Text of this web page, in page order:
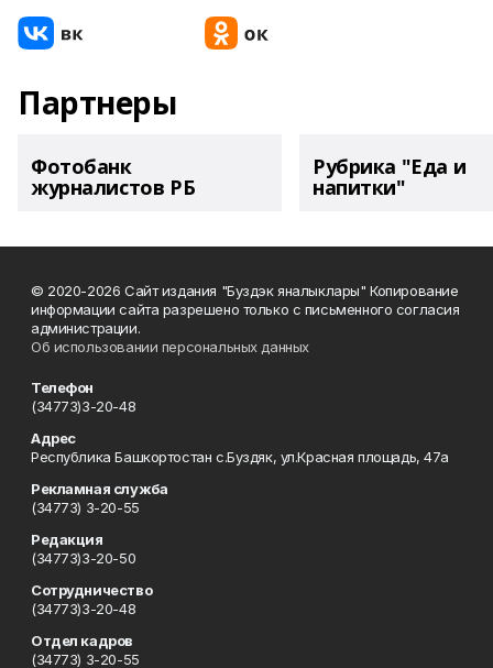
Партнеры
Фотобанк
журналистов РБ
Рубрика "Еда и
напитки"
© 2020-2026 Сайт издания "Буздэк яналыклары" Копирование
информации сайта разрешено только с письменного согласия
администрации.
Об использовании персональных данных
Телефон
(34773)3-20-48
Адрес
Республика Башкортостан с.Буздяк, ул.Красная площадь, 47а
Рекламная служба
(34773) 3-20-55
Редакция
(34773)3-20-50
Сотрудничество
(34773)3-20-48
Отдел кадров
(34773) 3-20-55